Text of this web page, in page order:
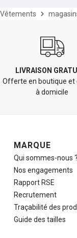
Vêtements
LIVRAISON
Offerte en boutique et
à domicile
Navigation de
MARQUE
Qui sommes-nous ?
Nos engagements
Rapport RSE
Recrutement
Traçabilité des
Guide des tailles